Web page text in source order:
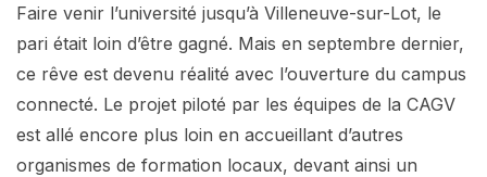
Faire venir l’université jusqu’à Villeneuve-sur-Lot, le
pari était loin d’être gagné. Mais en septembre dernier,
ce rêve est devenu réalité avec l’ouverture du campus
connecté. Le projet piloté par les équipes de la CAGV
est allé encore plus loin en accueillant d’autres
organismes de formation locaux, devant ainsi un